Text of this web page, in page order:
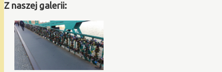
Z naszej galerii: